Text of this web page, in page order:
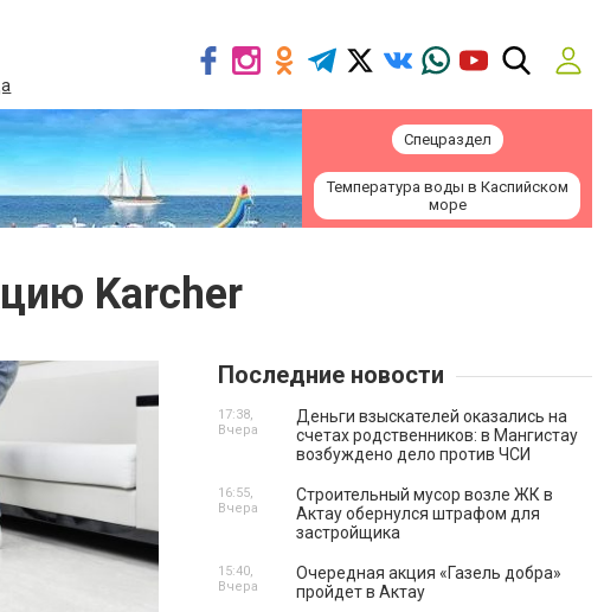
Спецраздел
Температура воды в Каспийском
море
Karcher
Последние новости
Деньги взыскателей оказались на
счетах родственников: в Мангистау
возбуждено дело против ЧСИ
17:38,
Вчера
Строительный мусор возле ЖК в
Актау обернулся штрафом для
застройщика
16:55,
Вчера
Очередная акция «Газель добра»
пройдет в Актау
15:40,
Вчера